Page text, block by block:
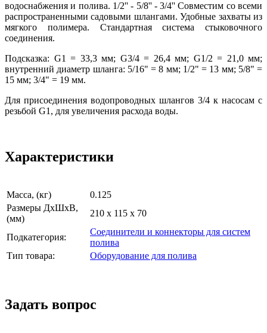
водоснабжения и полива. 1/2'' - 5/8'' - 3/4'' Совместим со всеми
распространенными садовыми шлангами. Удобные захваты из
мягкого полимера. Стандартная система стыковочного
соединения.
Подсказка: G1 = 33,3 мм; G3/4 = 26,4 мм; G1/2 = 21,0 мм;
внутренний диаметр шланга: 5/16" = 8 мм; 1/2" = 13 мм; 5/8" =
15 мм; 3/4" = 19 мм.
Для присоединения водопроводных шлангов 3/4 к насосам с
резьбой G1, для увеличения расхода воды.
Характеристики
Масса, (кг)
0.125
Размеры ДхШхВ,
(мм)
210 x 115 x 70
Подкатегория:
Соединители и коннекторы для систем
полива
Тип товара:
Оборудование для полива
Задать вопрос